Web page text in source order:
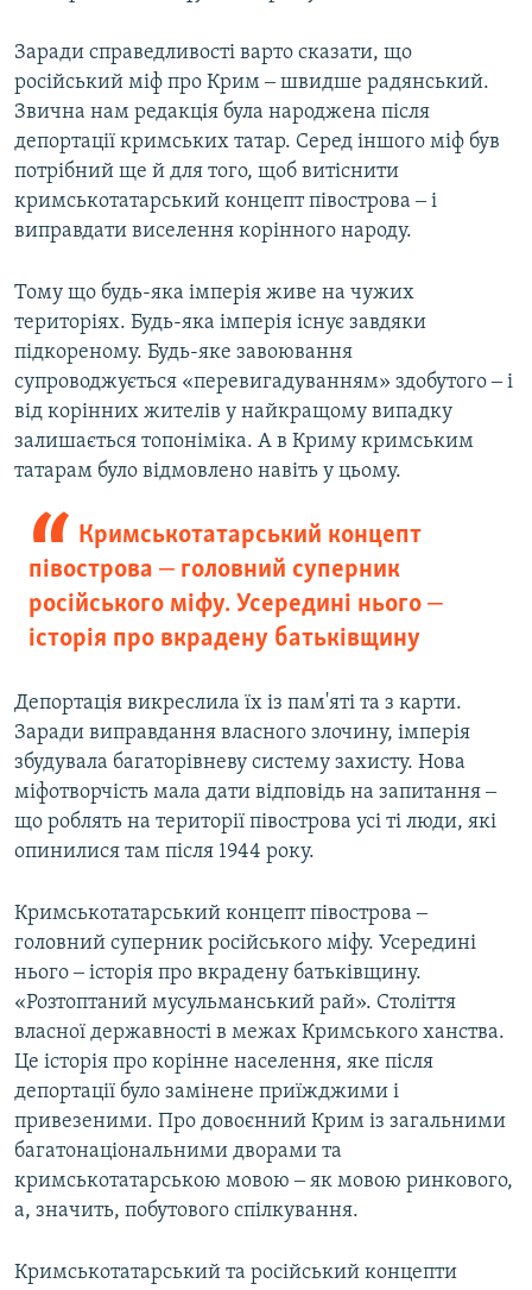
Заради справедливості варто сказати, що
російський міф про Крим ‒ швидше радянський.
Звична нам редакція була народжена після
депортації кримських татар. Серед іншого міф був
потрібний ще й для того, щоб витіснити
кримськотатарський концепт півострова ‒ і
виправдати виселення корінного народу.
Тому що будь-яка імперія живе на чужих
територіях. Будь-яка імперія існує завдяки
підкореному. Будь-яке завоювання
супроводжується «перевигадуванням» здобутого ‒ і
від корінних жителів у найкращому випадку
залишається топоніміка. А в Криму кримським
татарам було відмовлено навіть у цьому.
Кримськотатарський концепт
півострова ‒ головний суперник
російського міфу. Усередині нього ‒
історія про вкрадену батьківщину
Депортація викреслила їх із пам'яті та з карти.
Заради виправдання власного злочину, імперія
збудувала багаторівневу систему захисту. Нова
міфотворчість мала дати відповідь на запитання ‒
що роблять на території півострова усі ті люди, які
опинилися там після 1944 року.
Кримськотатарський концепт півострова ‒
головний суперник російського міфу. Усередині
нього ‒ історія про вкрадену батьківщину.
«Розтоптаний мусульманський рай». Століття
власної державності в межах Кримського ханства.
Це історія про корінне населення, яке після
депортації було замінене приїжджими і
привезеними. Про довоєнний Крим із загальними
багатонаціональними дворами та
кримськотатарською мовою ‒ як мовою ринкового,
а, значить, побутового спілкування.
Кримськотатарський та російський концепти